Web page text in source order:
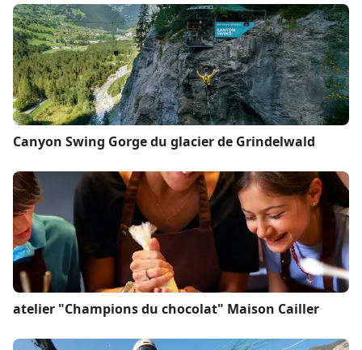
Canyon Swing Gorge du glacier de Grindelwald
atelier "Champions du chocolat" Maison Cailler